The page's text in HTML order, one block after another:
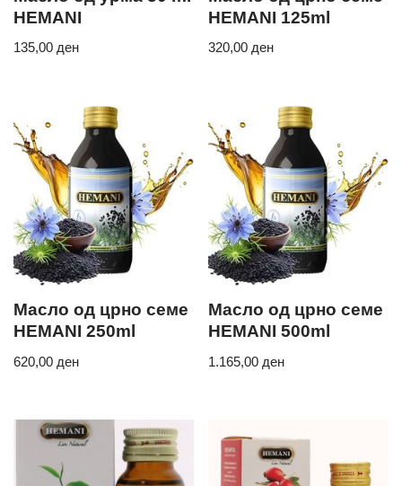
HEMANI
135,00 ден
HEMANI 125ml
320,00ден
Масло од црно семе
HEMANI 250ml
620,00 ден
Масло од црно семе
HEMANI 500ml
1.165,00 ден